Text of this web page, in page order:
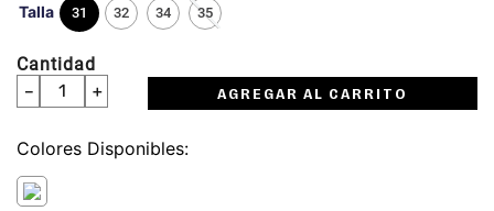
Talla 31 32 34 35
Cantidad
＋
－ AGREGAR AL CARRITO
Colores